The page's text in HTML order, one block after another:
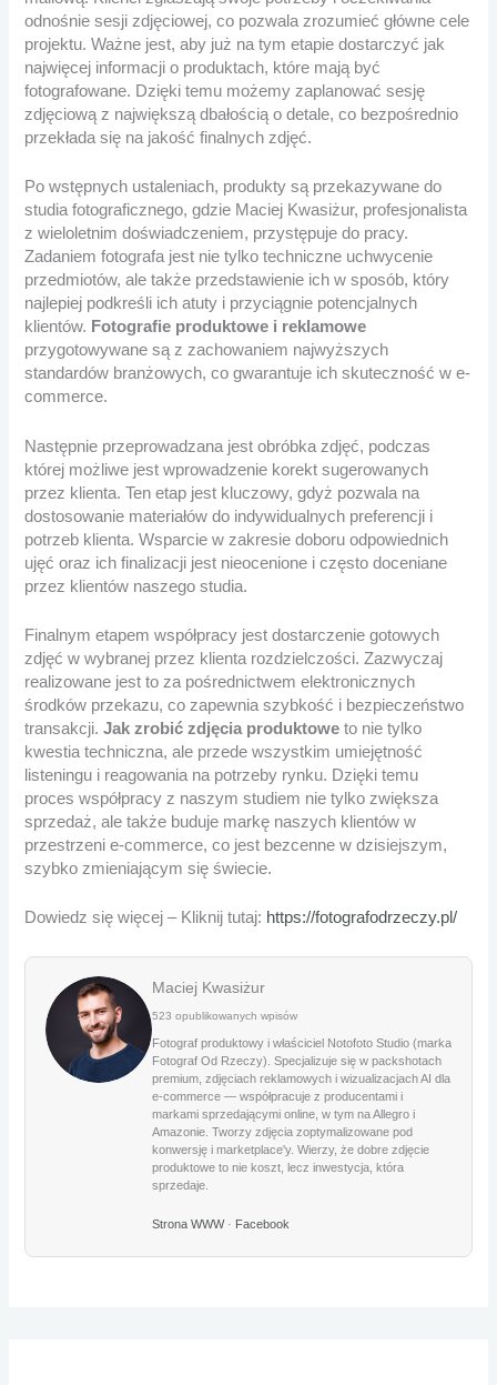
odnośnie sesji zdjęciowej, co pozwala zrozumieć główne cele
projektu. Ważne jest, aby już na tym etapie dostarczyć jak
najwięcej informacji o produktach, które mają być
fotografowane. Dzięki temu możemy zaplanować sesję
zdjęciową z największą dbałością o detale, co bezpośrednio
przekłada się na jakość finalnych zdjęć.
Po wstępnych ustaleniach, produkty są przekazywane do
studia fotograficznego, gdzie Maciej Kwasiżur, profesjonalista
z wieloletnim doświadczeniem, przystępuje do pracy.
Zadaniem fotografa jest nie tylko techniczne uchwycenie
przedmiotów, ale także przedstawienie ich w sposób, który
najlepiej podkreśli ich atuty i przyciągnie potencjalnych
klientów. Fotografie produktowe i reklamowe
przygotowywane są z zachowaniem najwyższych
standardów branżowych, co gwarantuje ich skuteczność w e-
commerce.
Następnie przeprowadzana jest obróbka zdjęć, podczas
której możliwe jest wprowadzenie korekt sugerowanych
przez klienta. Ten etap jest kluczowy, gdyż pozwala na
dostosowanie materiałów do indywidualnych preferencji i
potrzeb klienta. Wsparcie w zakresie doboru odpowiednich
ujęć oraz ich finalizacji jest nieocenione i często doceniane
przez klientów naszego studia.
Finalnym etapem współpracy jest dostarczenie gotowych
zdjęć w wybranej przez klienta rozdzielczości. Zazwyczaj
realizowane jest to za pośrednictwem elektronicznych
środków przekazu, co zapewnia szybkość i bezpieczeństwo
transakcji.Jak zrobić zdjęcia produktowe to nie tylko
kwestia techniczna, ale przede wszystkim umiejętność
listeningu i reagowania na potrzeby rynku. Dzięki temu
proces współpracy z naszym studiem nie tylko zwiększa
sprzedaż, ale także buduje markę naszych klientów w
przestrzeni e-commerce, co jest bezcenne w dzisiejszym,
szybko zmieniającym się świecie.
Dowiedz się więcej – Kliknij tutaj: https://fotografodrzeczy.pl/
Maciej Kwasiżur
523 opublikowanych wpisów
Fotograf produktowy i właściciel Notofoto Studio (marka
Fotograf Od Rzeczy). Specjalizuje się w packshotach
premium, zdjęciach reklamowych i wizualizacjach AI dla
e-commerce — współpracuje z producentami i
markami sprzedającymi online, w tym na Allegro i
Amazonie. Tworzy zdjęcia zoptymalizowane pod
konwersję i marketplace'y. Wierzy, że dobre zdjęcie
produktowe to nie koszt, lecz inwestycja, która
sprzedaje.
Strona WWW· Facebook